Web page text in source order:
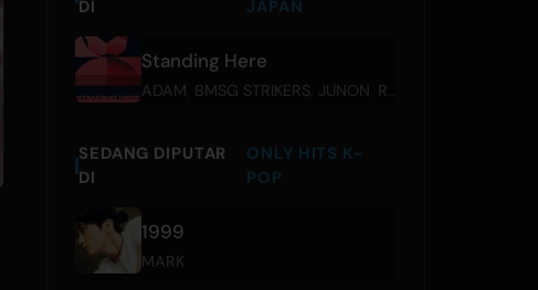
DI
JAPAN
Standing Here
ADAM BMSG STRIKERS JUNON RYUHEI
SEDANG DIPUTAR
DI
ONLY HITS K-
POP
1999
MARK